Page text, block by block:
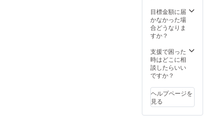
封前に
は必ず
お届け
に貼付
された
ラベル
や注意
ご確認
くださ
い。」
ﾃｰｵﾆｵﾝ､
ｻﾝﾁｭ味
噌､食
塩､ﾄﾏﾄ
食用大
豆油､
にんに
く､しょ
糖､がら
ｽｰﾌﾟの
素､清
酒､醸造
目標金額に届
かなかった場
合どうなりま
すか？
支援で困った
時はどこに相
談したらいい
ですか？
ヘルプページを
見る